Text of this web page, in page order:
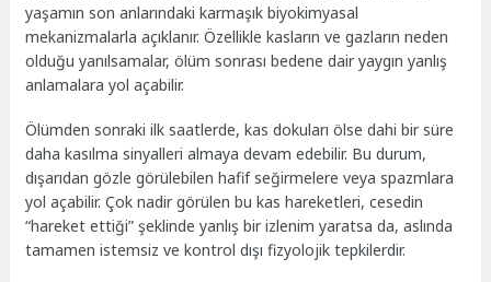
yaşamın son anlarındaki karmaşık biyokimyasal
mekanizmalarla açıklanır. Özellikle kasların ve gazların neden
olduğu yanılsamalar, ölüm sonrası bedene dair yaygın yanlış
anlamalara yol açabilir.
Ölümden sonraki ilk saatlerde, kas dokuları ölse dahi bir süre
daha kasılma sinyalleri almaya devam edebilir. Bu durum,
dışarıdan gözle görülebilen hafif seğirmelere veya spazmlara
yol açabilir. Çok nadir görülen bu kas hareketleri, cesedin
“hareket ettiği” şeklinde yanlış bir izlenim yaratsa da, aslında
tamamen istemsiz ve kontrol dışı fizyolojik tepkilerdir.